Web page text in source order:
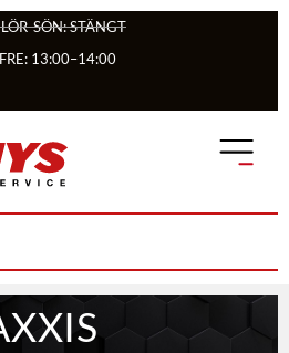
SÖN: STÄNGT
13:00–14:00